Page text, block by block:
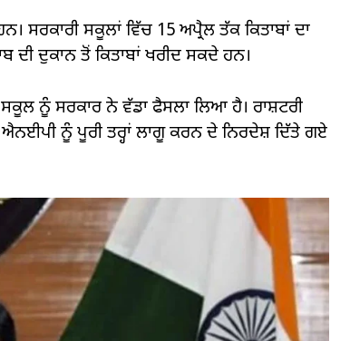
ਸਰਕਾਰੀ ਸਕੂਲਾਂ ਵਿੱਚ 15 ਅਪ੍ਰੈਲ ਤੱਕ ਕਿਤਾਬਾਂ ਦਾ
ਦੀ ਦੁਕਾਨ ਤੋਂ ਕਿਤਾਬਾਂ ਖਰੀਦ ਸਕਦੇ ਹਨ।
ਨੂੰ ਸਰਕਾਰ ਨੇ ਵੱਡਾ ਫੈਸਲਾ ਲਿਆ ਹੈ। ਰਾਸ਼ਟਰੀ
ਨੂੰ ਪੂਰੀ ਤਰ੍ਹਾਂ ਲਾਗੂ ਕਰਨ ਦੇ ਨਿਰਦੇਸ਼ ਦਿੱਤੇ ਗਏ